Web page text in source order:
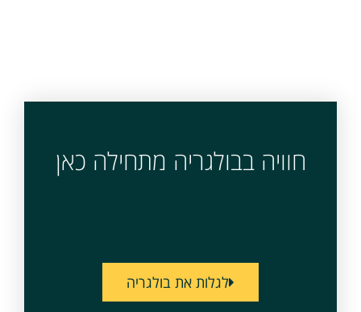
חוויה בבולגריה מתחילה כאן
לגלות את בולגריה